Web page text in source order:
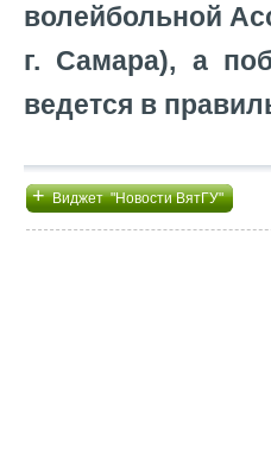
волейбольной
г. Самара), а
ведется в
+Виджет "Новости ВятГУ"